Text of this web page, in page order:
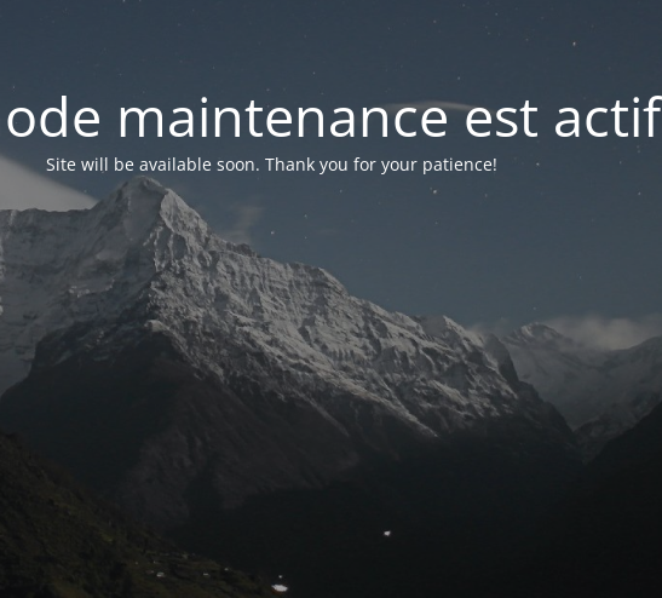
maintenance est actif
Site will be available soon. Thank you for your patience!